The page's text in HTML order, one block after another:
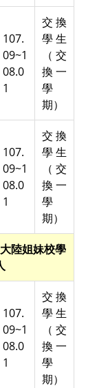
107.
09~1
08.0
1
交換
學生
（交
換一
學
期）
107.
09~1
08.0
1
交換
學生
（交
換一
學
期）
陸姐妹校學
107.
09~1
08.0
1
交換
學生
（交
換一
學
期）